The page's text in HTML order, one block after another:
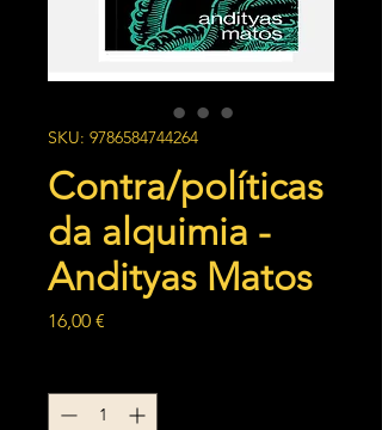
SKU: 9786584744264
Contra/políticas
da alquimia -
Andityas Matos
16,00 €